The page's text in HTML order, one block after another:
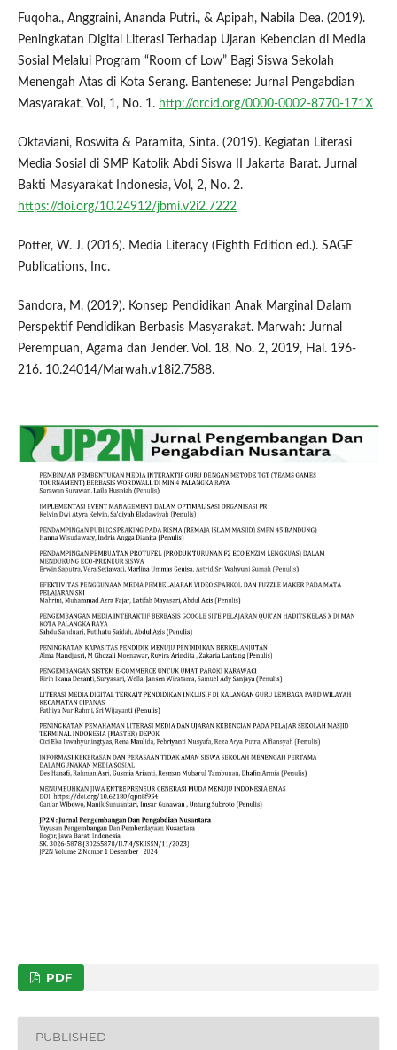
Fuqoha., Anggraini, Ananda Putri., & Apipah, Nabila Dea. (2019).
Peningkatan Digital Literasi Terhadap Ujaran Kebencian di Media
Sosial Melalui Program “Room of Low” Bagi Siswa Sekolah
Menengah Atas di Kota Serang. Bantenese: Jurnal Pengabdian
Masyarakat, Vol, 1, No. 1. http://orcid.org/0000-0002-8770-171X
Oktaviani, Roswita & Paramita, Sinta. (2019). Kegiatan Literasi
Media Sosial di SMP Katolik Abdi Siswa II Jakarta Barat. Jurnal
Bakti Masyarakat Indonesia, Vol, 2, No. 2.
https://doi.org/10.24912/jbmi.v2i2.7222
Potter, W. J. (2016). Media Literacy (Eighth Edition ed.). SAGE
Publications, Inc.
Sandora, M. (2019). Konsep Pendidikan Anak Marginal Dalam
Perspektif Pendidikan Berbasis Masyarakat. Marwah: Jurnal
Perempuan, Agama dan Jender. Vol. 18, No. 2, 2019, Hal. 196-
216. 10.24014/Marwah.v18i2.7588.
PDF
PUBLISHED